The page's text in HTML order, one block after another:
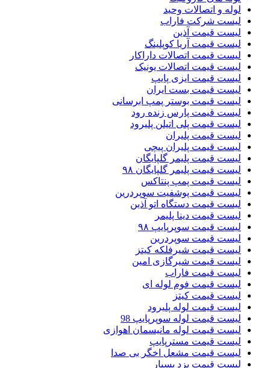
لوله و اتصالات وحید
لیست شرکت فاراب
لیست قیمت آذین
لیست قیمت آریا کوپلینگ
لیست قیمت اتصالات داراکار
لیست قیمت اتصالات یونیک
لیست قیمت ایزی پایپ
لیست قیمت بست ایران
لیست قیمت بوستر پمپ ابرسانی
لیست قیمت پارس زنده رود
لیست قیمت پلی اتیلن پلیرود
لیست قیمت پلیران
لیست قیمت پلیران پیچی
لیست قیمت پلیمر گلپایگان
لیست قیمت پلیمر گلپایگان ۹۸
لیست قیمت پمپ پنتاکس
لیست قیمت پوشفیت سوپردرین
لیست قیمت دستگاه اتو آذین
لیست قیمت دینا پلیمر
لیست قیمت سوپرپایپ ۹۸
لیست قیمت سوپردرین
لیست قیمت شیرفلکه کیتز
لیست قیمت شیرگازی امین
لیست قیمت فاراب
لیست قیمت فوم لوله ای
لیست قیمت کیتز
لیست قیمت لوله پلیرود
لیست قیمت لوله سوپرپایپ 98
لیست قیمت لوله مانیسمان اهوازی
لیست قیمت مسترپایپ
لیست قیمت مشعل اخگر بی صدا
لیست قیمت یزد بسپار